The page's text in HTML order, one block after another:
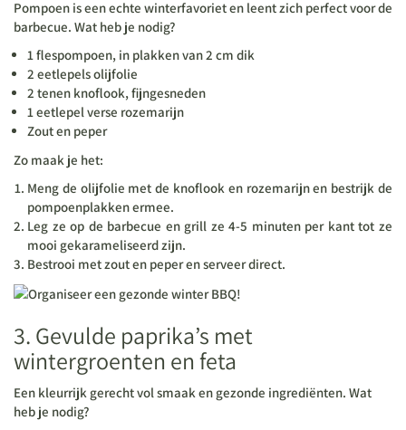
Pompoen is een echte winterfavoriet en leent zich perfect voor de
barbecue. Wat heb je nodig?
1 flespompoen, in plakken van 2 cm dik
2 eetlepels olijfolie
2 tenen knoflook, fijngesneden
1 eetlepel verse rozemarijn
Zout en peper
Zo maak je het:
Meng de olijfolie met de knoflook en rozemarijn en bestrijk de
pompoenplakken ermee.
Leg ze op de barbecue en grill ze 4-5 minuten per kant tot ze
mooi gekarameliseerd zijn.
Bestrooi met zout en peper en serveer direct.
3. Gevulde paprika’s met
wintergroenten en feta
Een kleurrijk gerecht vol smaak en gezonde ingrediënten. Wat
heb je nodig?